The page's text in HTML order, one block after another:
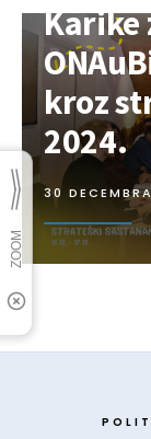
Karike
kroz
2024.
30